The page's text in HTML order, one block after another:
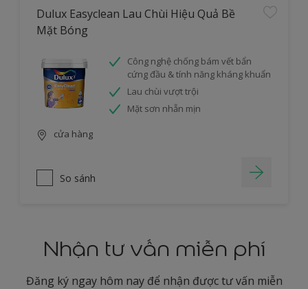
Dulux Easyclean Lau Chùi Hiệu Quả Bề
Mặt Bóng
Công nghệ chống bám vết bẩn
cứng đầu & tính năng kháng khuẩn
Lau chùi vượt trội
Mặt sơn nhẵn mịn
cửa hàng
So sánh
Nhận tư vấn miễn phí
Đăng ký ngay hôm nay để nhận được tư vấn miễn